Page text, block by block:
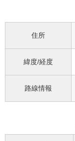
住所
緯度/経度
路線情報